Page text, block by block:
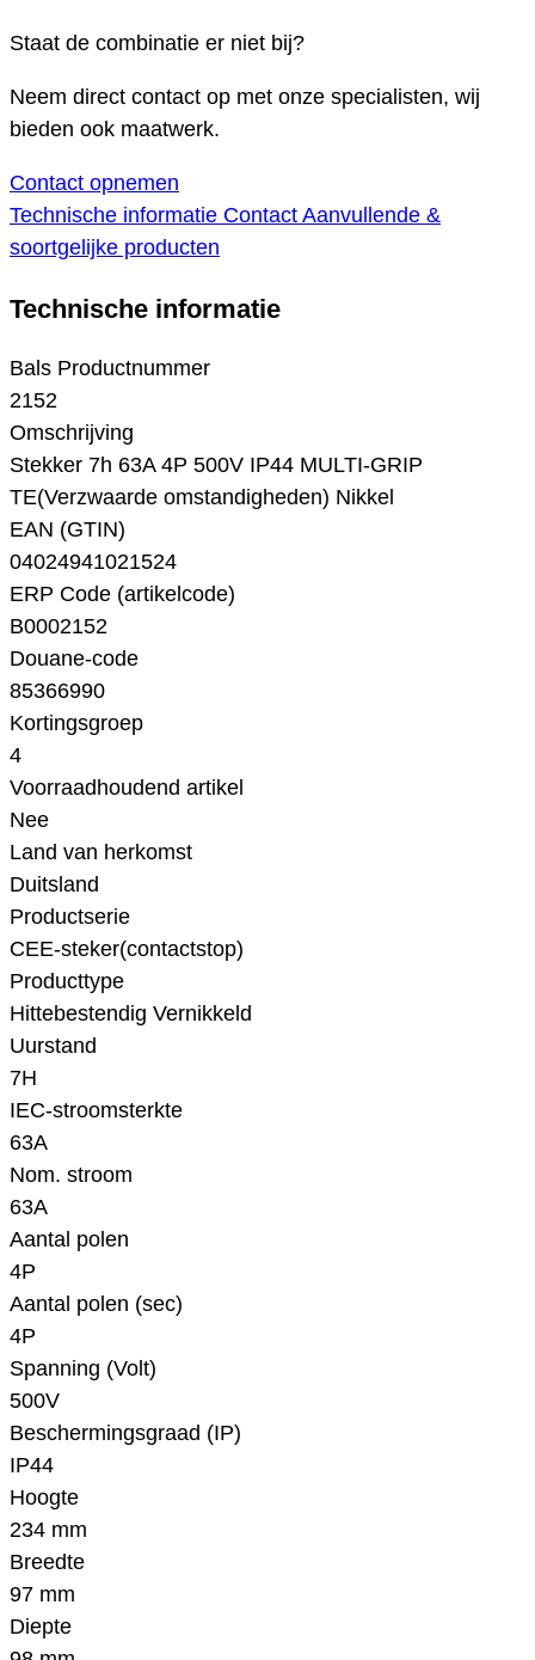
Staat de combinatie er niet bij?
Neem direct contact op met onze specialisten, wij
bieden ook maatwerk.
Contact opnemen
Technische informatie Contact Aanvullende &
soortgelijke producten
Technische informatie
Bals Productnummer
2152
Omschrijving
Stekker 7h 63A 4P 500V IP44 MULTI-GRIP
TE(Verzwaarde omstandigheden) Nikkel
EAN (GTIN)
04024941021524
ERP Code (artikelcode)
B0002152
Douane-code
85366990
Kortingsgroep
4
Voorraadhoudend artikel
Nee
Land van herkomst
Duitsland
Productserie
CEE-steker(contactstop)
Producttype
Hittebestendig Vernikkeld
Uurstand
7H
IEC-stroomsterkte
63A
Nom. stroom
63A
Aantal polen
4P
Aantal polen (sec)
4P
Spanning (Volt)
500V
Beschermingsgraad (IP)
IP44
Hoogte
234 mm
Breedte
97 mm
Diepte